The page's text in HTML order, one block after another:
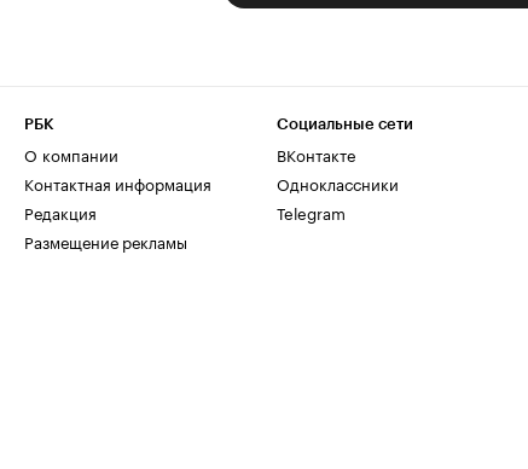
РБК
О компании
Контактная информация
Редакция
Размещение рекламы
Социальные сети
ВКонтакте
Одноклассники
Telegram